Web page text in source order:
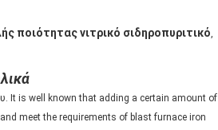
ποιότητας νιτρικό σιδηροπυριτικό,
It is well known that adding a certain amount of
meet the requirements of blast furnace iron